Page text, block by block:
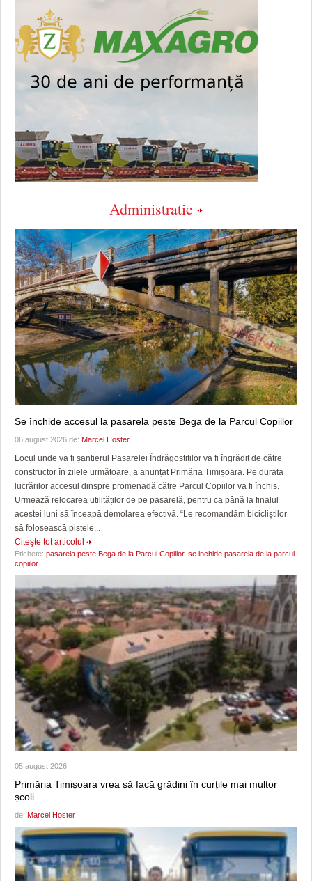
Administratie
Se închide accesul la pasarela peste Bega de la Parcul Copiilor
06 august 2026 de: Marcel Hoster
Locul unde va fi șantierul Pasarelei Îndrăgostiților va fi îngrădit de către
constructor în zilele următoare, a anunțat Primăria Timișoara. Pe durata
lucrărilor accesul dinspre promenadă către Parcul Copiilor va fi închis.
Urmează relocarea utilităților de pe pasarelă, pentru ca până la finalul
acestei luni să înceapă demolarea efectivă. “Le recomandăm bicicliștilor
să folosească pistele...
Citeşte tot articolul
Etichete: pasarela peste Bega de la Parcul Copiilor, se inchide pasarela de la parcul
copiilor
05 august 2026
Primăria Timișoara vrea să facă grădini în curțile mai multor
școli
de: Marcel Hoster